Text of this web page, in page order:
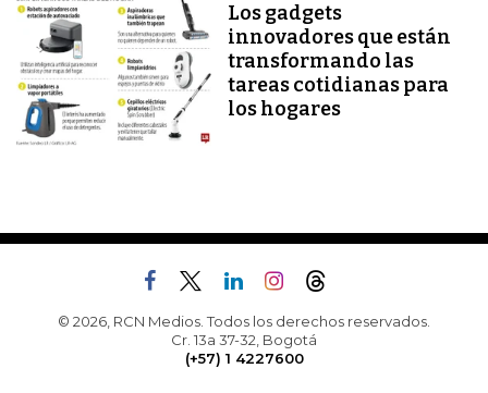
Los gadgets
innovadores que están
transformando las
tareas cotidianas para
los hogares
© 2026, RCN Medios. Todos los derechos reservados.
Cr. 13a 37-32, Bogotá
(+57) 1 4227600